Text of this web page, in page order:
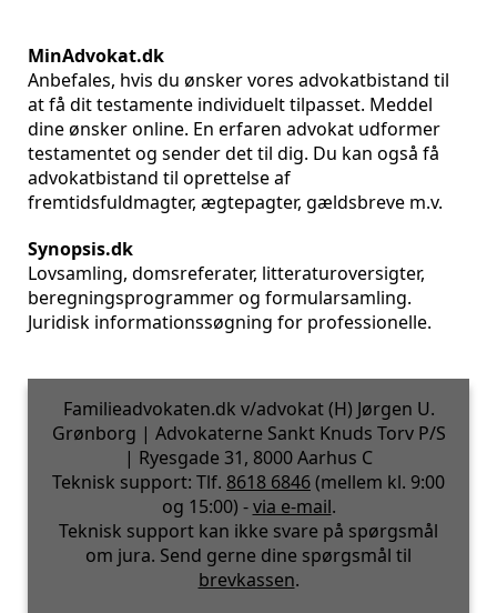
MinAdvokat.dk
Anbefales, hvis du ønsker vores advokatbistand til
at få dit testamente individuelt tilpasset. Meddel
dine ønsker online. En erfaren advokat udformer
testamentet og sender det til dig. Du kan også få
advokatbistand til oprettelse af
fremtidsfuldmagter, ægtepagter, gældsbreve m.v.
Synopsis.dk
Lovsamling, domsreferater, litteraturoversigter,
beregningsprogrammer og formularsamling.
Juridisk informationssøgning for professionelle.
Familieadvokaten.dk v/advokat (H) Jørgen U.
Grønborg | Advokaterne Sankt Knuds Torv P/S
| Ryesgade 31, 8000 Aarhus C
Teknisk support: Tlf. 8618 6846(mellem kl. 9:00
og 15:00) -via e-mail.
Teknisk support kan ikke svare på spørgsmål
om jura. Send gerne dine spørgsmål til
brevkassen.